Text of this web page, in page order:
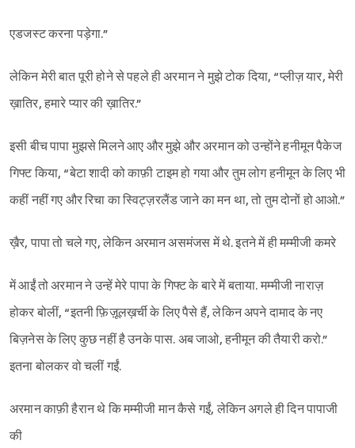
एडजस्ट करना पड़ेगा.”
लेकिन मेरी बात पूरी होने से पहले ही अरमान ने मुझे टोक दिया, “प्लीज़ यार, मेरी
ख़ातिर, हमारे प्यार की ख़ातिर.”
इसी बीच पापा मुझसे मिलने आए और मुझे और अरमान को उन्होंने हनीमून पैकेज
गिफ्ट किया, “बेटा शादी को काफ़ी टाइम हो गया और तुम लोग हनीमून के लिए भी
कहीं नहीं गए और रिचा का स्विट्ज़रलैंड जाने का मन था, तो तुम दोनों हो आओ.”
ख़ैर, पापा तो चले गए, लेकिन अरमान असमंजस में थे. इतने में ही मम्मीजी कमरे
में आईं तो अरमान ने उन्हें मेरे पापा के गिफ्ट के बारे में बताया. मम्मीजी नाराज़
होकर बोलीं, “इतनी फ़िज़ूलख़र्ची के लिए पैसे हैं, लेकिन अपने दामाद के नए
बिज़नेस के लिए कुछ नहीं है उनके पास. अब जाओ, हनीमून की तैयारी करो.”
इतना बोलकर वो चलीं गईं.
अरमान काफ़ी हैरान थे कि मम्मीजी मान कैसे गईं, लेकिन अगले ही दिन पापाजी
की